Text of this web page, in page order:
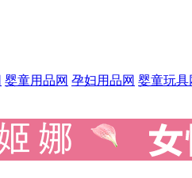
婴童用品网 孕妇用品网 婴童玩具